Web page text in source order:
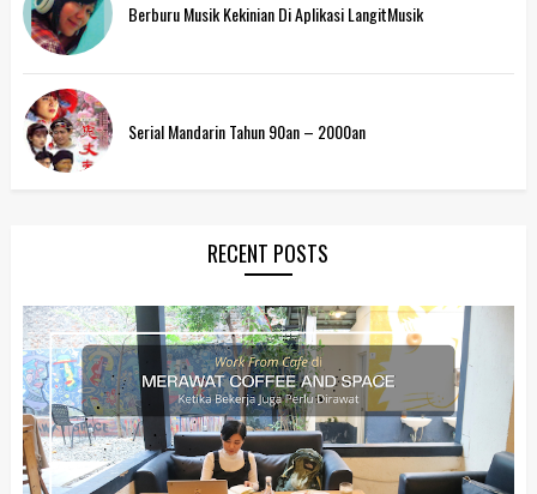
Berburu Musik Kekinian Di Aplikasi LangitMusik
Serial Mandarin Tahun 90an – 2000an
RECENT POSTS